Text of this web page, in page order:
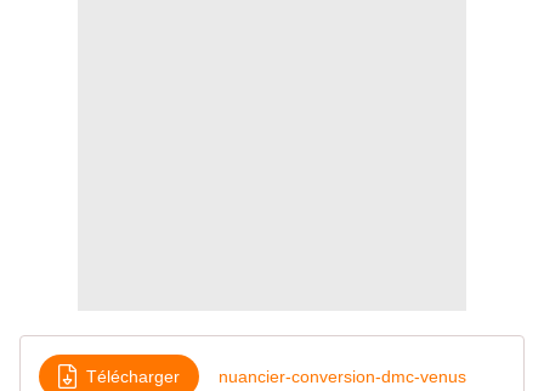
Télécharger nuancier-conversion-dmc-venus